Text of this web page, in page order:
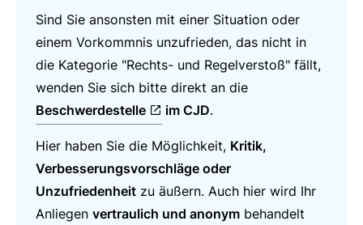
Sind Sie ansonsten mit einer Situation oder
einem Vorkommnis unzufrieden, das nicht in
die Kategorie "Rechts- und Regelverstoß" fällt,
wenden Sie sich bitte direkt an die
Beschwerdestelle
im CJD.
Hier haben Sie die Möglichkeit, Kritik,
Verbesserungsvorschläge oder
Unzufriedenheit zu äußern. Auch hier wird Ihr
Anliegen vertraulich und anonym behandelt